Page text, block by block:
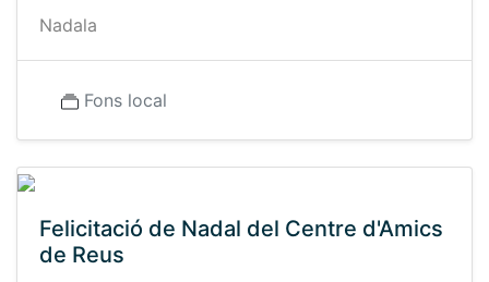
Nadala
Fons local
Felicitació de Nadal del Centre d'Amics
de Reus